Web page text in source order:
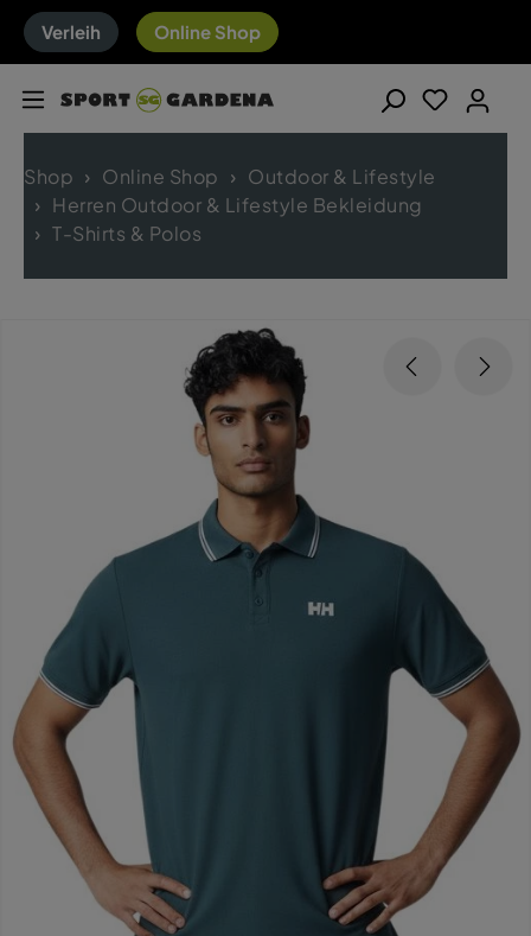
Verleih Online Shop
Shop Online Shop
Outdoor & Lifestyle
Herren Outdoor & Lifestyle Bekleidung
T-Shirts & Polos